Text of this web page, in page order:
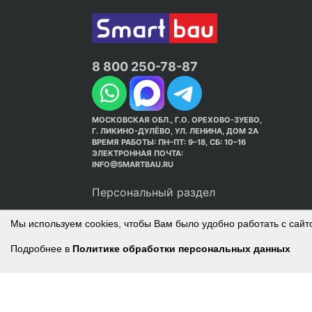
8 800 250-78-87
МОСКОВСКАЯ ОБЛ., Г.О. ОРЕХОВО-ЗУЕВО,
Г. ЛИКИНО-ДУЛЁВО, УЛ. ЛЕНИНА, ДОМ 2А
ВРЕМЯ РАБОТЫ: ПН–ПТ: 9–18, СБ: 10–16
ЭЛЕКТРОННАЯ ПОЧТА:
INFO@SMARTBAU.RU
Персональный раздел
Мы используем cookies, чтобы Вам было удобно работать с
Подробнее в Политике обработки персональных данных